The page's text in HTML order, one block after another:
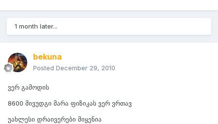
1 month later...
bekuna
Posted December 29, 2010
ვერ გამოდის
8600 მივუდგი მარა ფიზიკას ვერ ვრთავ
უახლესი დრაივერები მიყენია